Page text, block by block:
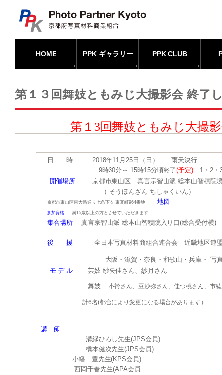
HOME PPK ギャラリー PPK CLUB
第１３回舞妓ともみじ大撮影会 終了
第１3回舞妓ともみじ大撮
日 時 2018年11月25日（日） 雨天決行
9時30分～ 15時15分頃終了(予定)1・2・3
開催場所
京都市東山区 真言宗智山派 総本山智積院
（ そうほんざん ちしゃくいん）
京都市東山区東大路通り七条下る 東瓦町964番地 地図
参加資格満15歳以上の方とさせていただきます
集合場所真言宗智山派 総本山智積院入り口(総合受付
後 援 全日本写真材料商組合連合会 近畿地区連
大阪・滋賀・奈良・和歌山・兵庫・ 写真
モ デ ル
芸妓 紗矢佳さん、紗月さん
舞妓 小衿さん、豆沙弥さん、佳つ桃さん、市
計6名(都合により変更になる場合があります）
講 師
溝縁ひろし先生(JPS会員)
橋本健次先生(JPS会員)
小幡 豊先生(KPS会員)
西岡千春先生(APA会員